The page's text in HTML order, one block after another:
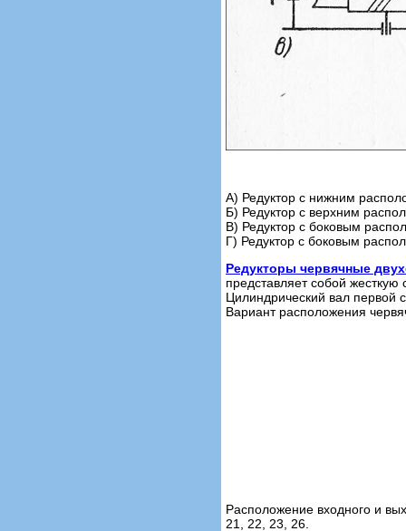
А) Редуктор с нижним
Б) Редуктор с верхним
В) Редуктор с боковым
Г) Редуктор с боковым
Редукторы червячные
представляет собой
Цилиндрический вал первой
Вариант расположения
Расположение входного и
21, 22, 23, 26.